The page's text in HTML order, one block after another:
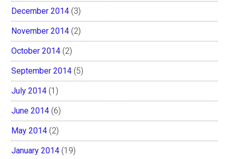
December 2014 (3)
November 2014 (2)
October 2014 (2)
September 2014 (5)
July 2014 (1)
June 2014 (6)
May 2014 (2)
January 2014 (19)